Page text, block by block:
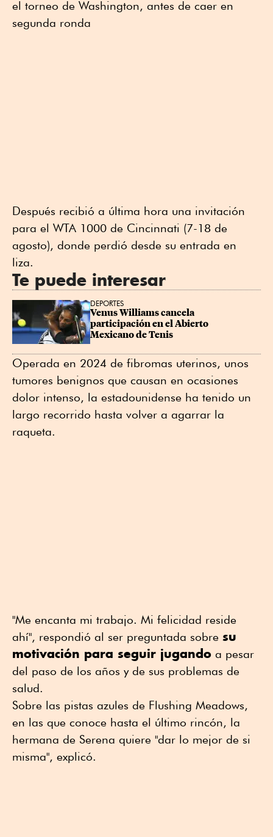
el torneo de Washington, antes de caer en
segunda ronda
Después recibió a última hora una invitación
para el WTA 1000 de Cincinnati (7-18 de
agosto), donde perdió desde su entrada en
liza.
Te puede interesar
DEPORTES
Venus Williams cancela
participación en el Abierto
Mexicano de Tenis
Operada en 2024 de fibromas uterinos, unos
tumores benignos que causan en ocasiones
dolor intenso, la estadounidense ha tenido un
largo recorrido hasta volver a agarrar la
raqueta.
"Me encanta mi trabajo. Mi felicidad reside
ahí", respondió al ser preguntada sobre su
motivación para seguir jugando a pesar
del paso de los años y de sus problemas de
salud.
Sobre las pistas azules de Flushing Meadows,
en las que conoce hasta el último rincón, la
hermana de Serena quiere "dar lo mejor de si
misma", explicó.